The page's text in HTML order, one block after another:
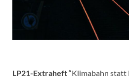
LP21-Extraheft“Klimabahn statt